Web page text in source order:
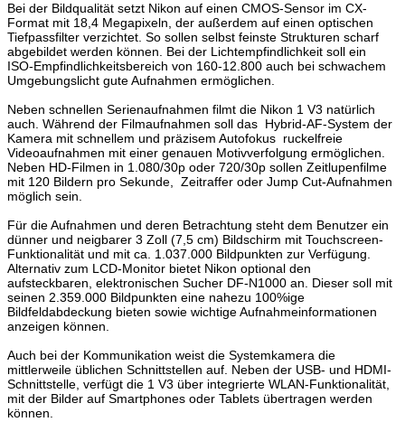
Bei der Bildqualität setzt Nikon auf einen CMOS-Sensor im CX-
Format mit 18,4 Megapixeln, der außerdem auf einen optischen
Tiefpassfilter verzichtet. So sollen selbst feinste Strukturen scharf
abgebildet werden können. Bei der Lichtempfindlichkeit soll ein
ISO-Empfindlichkeitsbereich von 160-12.800 auch bei schwachem
Umgebungslicht gute Aufnahmen ermöglichen.
Neben schnellen Serienaufnahmen filmt die Nikon 1 V3 natürlich
auch. Während der Filmaufnahmen soll das Hybrid-AF-System der
Kamera mit schnellem und präzisem Autofokus ruckelfreie
Videoaufnahmen mit einer genauen Motivverfolgung ermöglichen.
Neben HD-Filmen in 1.080/30p oder 720/30p sollen Zeitlupenfilme
mit 120 Bildern pro Sekunde, Zeitraffer oder Jump Cut-Aufnahmen
möglich sein.
Für die Aufnahmen und deren Betrachtung steht dem Benutzer ein
dünner und neigbarer 3 Zoll (7,5 cm) Bildschirm mit Touchscreen-
Funktionalität und mit ca. 1.037.000 Bildpunkten zur Verfügung.
Alternativ zum LCD-Monitor bietet Nikon optional den
aufsteckbaren, elektronischen Sucher DF-N1000 an. Dieser soll mit
seinen 2.359.000 Bildpunkten eine nahezu 100%ige
Bildfeldabdeckung bieten sowie wichtige Aufnahmeinformationen
anzeigen können.
Auch bei der Kommunikation weist die Systemkamera die
mittlerweile üblichen Schnittstellen auf. Neben der USB- und HDMI-
Schnittstelle, verfügt die 1 V3 über integrierte WLAN-Funktionalität,
mit der Bilder auf Smartphones oder Tablets übertragen werden
können.